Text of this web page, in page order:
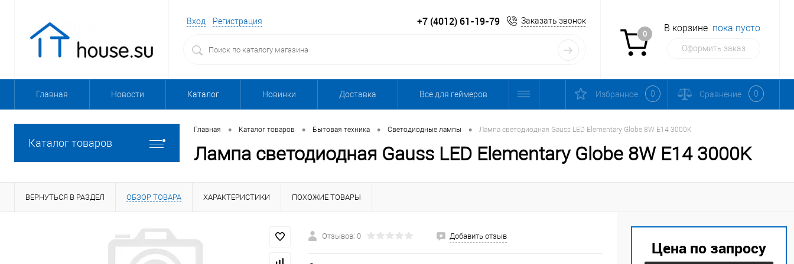
Вход Регистрация +7 (4012) 61-19-79 Заказать звонок
0
В корзине пока пусто
Оформить заказ
Главная Новости Каталог Новинки Доставка Все для геймеров Избранное 0 Сравнение 0
Каталог товаров
Главная • Каталог товаров • Бытовая техника • Светодиодные лампы • Лампа светодиодная Gauss LED Elementary Globe 8W E14 3000K
Лампа светодиодная Gauss LED Elementary Globe 8W E14 3000K
ВЕРНУТЬСЯ В РАЗДЕЛ ОБЗОР ТОВАРА ХАРАКТЕРИСТИКИ ПОХОЖИЕ ТОВАРЫ
Отзывов: 0 Добавить отзыв
Цена по запросу